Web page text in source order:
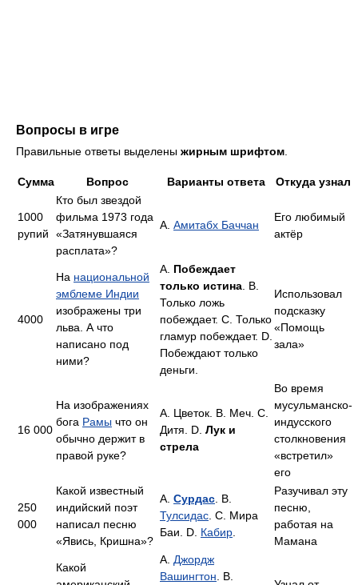
Вопросы в игре
Правильные ответы выделены жирным шрифтом.
Сумма Вопрос Варианты ответа Откуда узнал
1000
рупий
Кто был звездой
фильма 1973 года
«Затянувшаяся
расплата»?
А. Амитабх Баччан
Его любимый
актёр
4000
На национальной
эмблеме Индии
изображены три
льва. А что
написано под
ними?
A. Побеждает
только истина. B.
Только ложь
побеждает. C. Только
гламур побеждает. D.
Побеждают только
деньги.
Использовал
подсказку
«Помощь
зала»
16 000
На изображениях
бога Рамы что он
обычно держит в
правой руке?
A. Цветок. B. Меч. C.
Дитя. D. Лук и
стрела
Во время
мусульманско-
индусского
столкновения
«встретил»
его
250
000
Какой известный
индийский поэт
написал песню
«Явись, Кришна»?
A. Сурдас. B.
Тулсидас. C. Мира
Баи. D. Кабир.
Разучивал эту
песню,
работая на
Мамана
Какой
A. Джордж
Вашингтон. B.